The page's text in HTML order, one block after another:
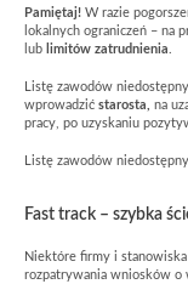
Pamiętaj! W razie
lokalnych ograniczeń – na
lub limitów zatrudnienia.
Listę zawodów
wprowadzić starosta,
na
pracy, po uzyskaniu
Listę zawodów
Fast track – szybka
Niektóre firmy i stanowiska
rozpatrywania wniosków o